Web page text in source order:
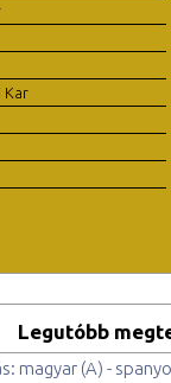
Kar
Legutóbb
magyar (A) -